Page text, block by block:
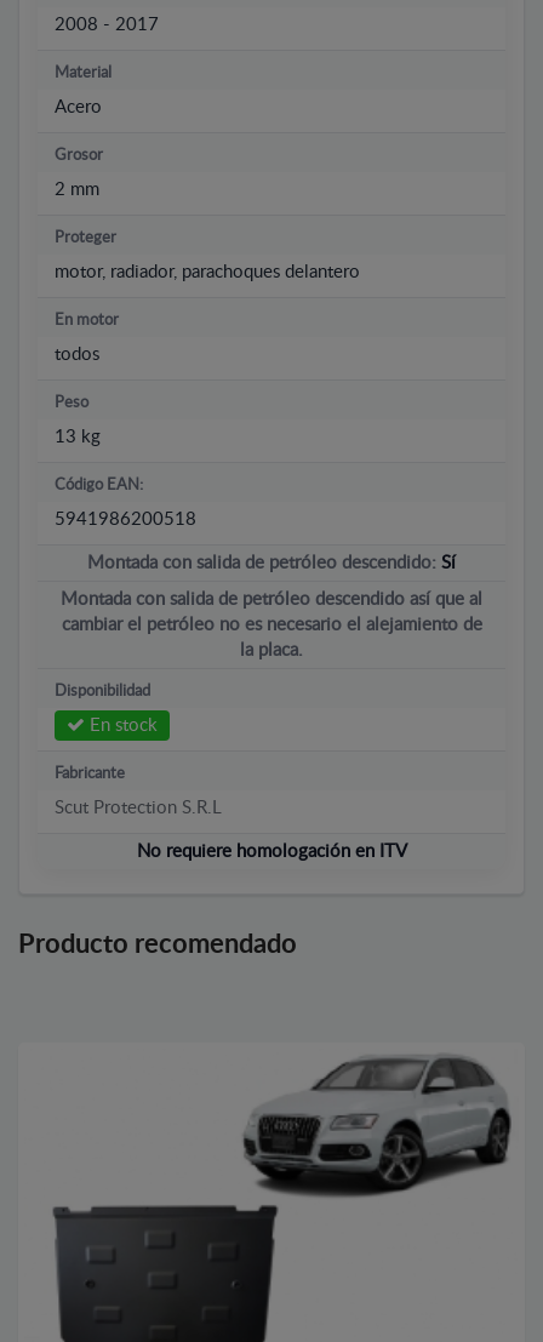
2008 - 2017
Material
Acero
Grosor
2 mm
Proteger
motor, radiador, parachoques delantero
En motor
todos
Peso
13 kg
Código EAN:
5941986200518
Montada con salida de petróleo descendido: Sí
Montada con salida de petróleo descendido así que al
cambiar el petróleo no es necesario el alejamiento de
la placa.
Disponibilidad
En stock
Fabricante
Scut Protection S.R.L
No requiere homologación en ITV
Producto recomendado